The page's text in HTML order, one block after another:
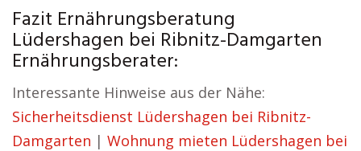
Fazit Ernährungsberatung
Lüdershagen bei Ribnitz-Damgarten
Ernährungsberater:
Interessante Hinweise aus der Nähe:
Sicherheitsdienst Lüdershagen bei Ribnitz-
Damgarten | Wohnung mieten Lüdershagen bei